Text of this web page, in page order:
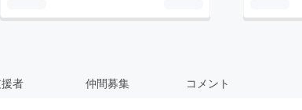
者 仲間募集 コメント